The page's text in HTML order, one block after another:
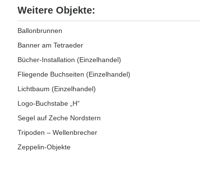
Weitere Objekte:
Ballonbrunnen
Banner am Tetraeder
Bücher-Installation (Einzelhandel)
Fliegende Buchseiten (Einzelhandel)
Lichtbaum (Einzelhandel)
Logo-Buchstabe „H“
Segel auf Zeche Nordstern
Tripoden – Wellenbrecher
Zeppelin-Objekte